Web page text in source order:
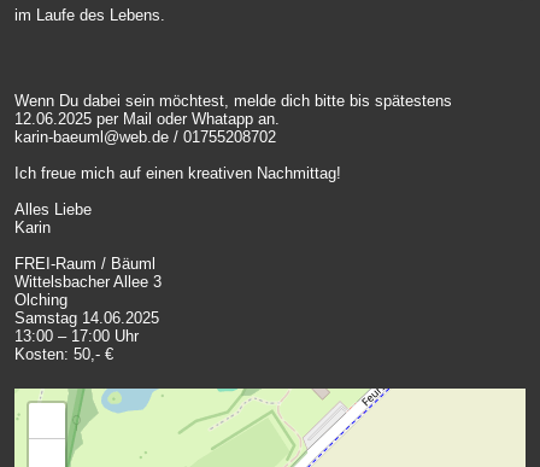
im Laufe des Lebens.
Wenn Du dabei sein möchtest, melde dich bitte bis spätestens
12.06.2025 per Mail oder Whatapp an.
karin-baeuml@web.de / 01755208702
Ich freue mich auf einen kreativen Nachmittag!
Alles Liebe
Karin
FREI-Raum / Bäuml
Wittelsbacher Allee 3
Olching
Samstag 14.06.2025
13:00 – 17:00 Uhr
Kosten: 50,- €